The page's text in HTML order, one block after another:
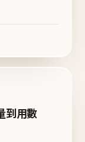
到用數